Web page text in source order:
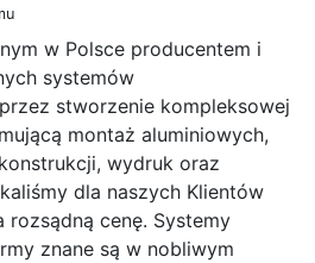
w Polsce producentem i
systemów
stworzenie kompleksowej
montaż aluminiowych,
wydruk oraz
dla naszych Klientów
cenę. Systemy
znane są w nobliwym